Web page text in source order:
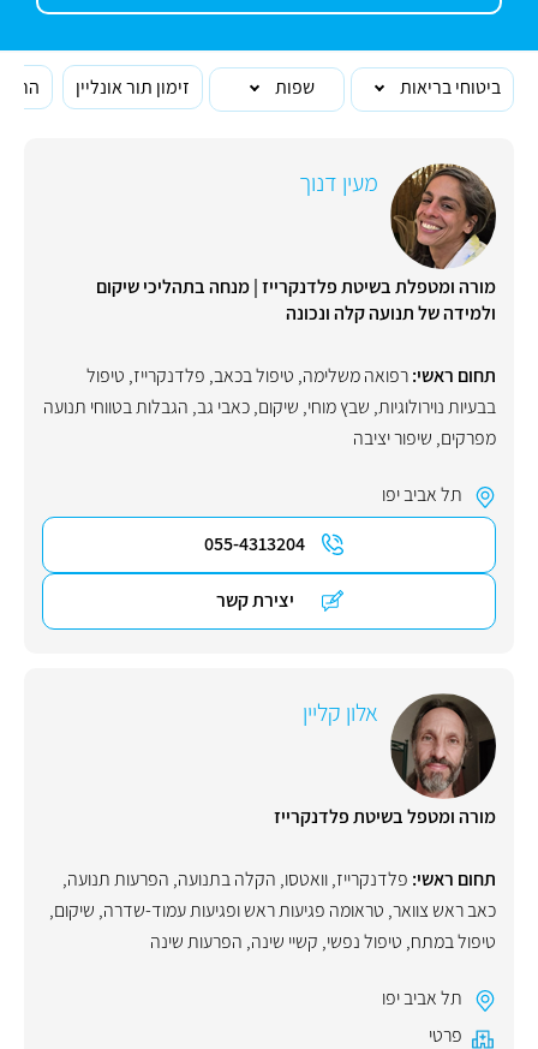
ביטוחי בריאות שפות זימון תור אונליין
מעין דנוך
מורה ומטפלת בשיטת פלדנקרייז | מנחה בתהליכי שיקום
ולמידה של תנועה קלה ונכונה
תחום ראשי:רפואה משלימה, טיפול בכאב, פלדנקרייז, טיפול
בבעיות נוירולוגיות, שבץ מוחי, שיקום,כאבי גב, הגבלות בטווחי תנועה
מפרקים, שיפור יציבה
תל אביב יפו
055-4313204
יצירת קשר
אלון קליין
מורה ומטפל בשיטת פלדנקרייז
תחום ראשי: פלדנקרייז,וואטסו, הקלה בתנועה, הפרעות תנועה,
כאב ראש צוואר, טראומה פגיעות ראש ופגיעות עמוד-שדרה, שיקום,
טיפול במתח, טיפול נפשי, קשיי שינה, הפרעות שינה
תל אביב יפו
פרטי